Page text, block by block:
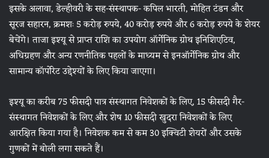
इसके अलावा, डेल्हीवरी के सह-संस्थापक- कपिल भारती, मोहित टंडन और
सूरज सहारन, क्रमशः 5 करोड़ रुपये, 40 करोड़ रुपये और 6 करोड़ रुपये के शेयर
बेचेंगे। ताजा इश्यू से प्राप्त राशि का उपयोग ऑर्गेनिक ग्रोथ इनिशिएटिव,
अधिग्रहण और अन्य रणनीतिक पहलों के माध्यम से इनऑर्गेनिक ग्रोथ और
सामान्य कॉर्पोरेट उद्देश्यों के लिए किया जाएगा।
इश्यू का करीब 75 फीसदी पात्र संस्थागत निवेशकों के लिए, 15 फीसदी गैर-
संस्थागत निवेशकों के लिए और शेष 10 फीसदी खुदरा निवेशकों के लिए
आरक्षित किया गया है। निवेशक कम से कम 30 इक्विटी शेयरों और उसके
गुणकों में बोली लगा सकते हैं।